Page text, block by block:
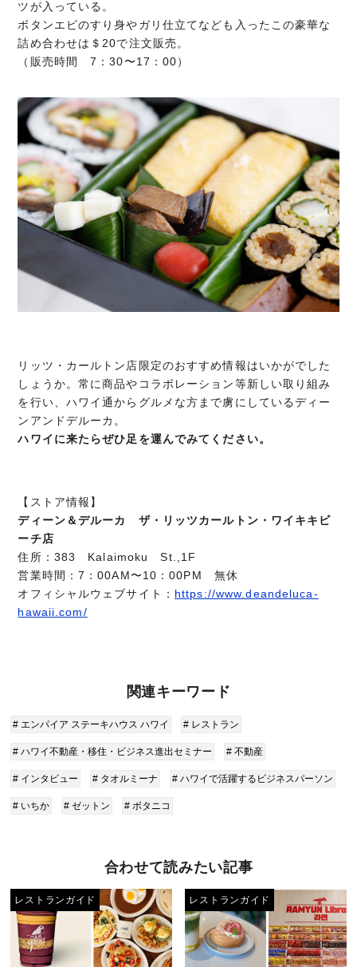
ツが入っている。
ボタンエビのすり身やガリ仕立てなども入ったこの豪華な
詰め合わせは＄20で注文販売。
（販売時間 7：30〜17：00）
リッツ・カールトン店限定のおすすめ情報はいかがでした
しょうか。常に商品やコラボレーション等新しい取り組み
を行い、ハワイ通からグルメな方まで虜にしているディー
ンアンドデルーカ。
ハワイに来たらぜひ足を運んでみてください。
【ストア情報】
ディーン＆デルーカ ザ・リッツカールトン・ワイキキビ
ーチ店
住所：383 Kalaimoku St.,1F
営業時間：7：00AM〜10：00PM 無休
オフィシャルウェブサイト： https://www.deandeluca-
hawaii.com/
関連キーワード
# エンパイア ステーキハウス ハワイ # レストラン
# ハワイ不動産・移住・ビジネス進出セミナー # 不動産
# インタビュー # タオルミーナ # ハワイで活躍するビジネスパーソン
# いちか # ゼットン # ボタニコ
合わせて読みたい記事
レストランガイド レストランガイド